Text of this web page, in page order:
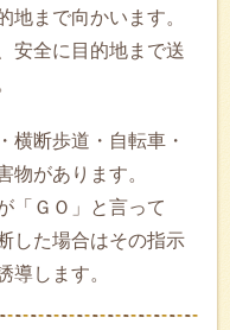
地まで向かいます。
安全に目的地まで送
横断歩道・自転車・
物があります。
「ＧＯ」と言って
した場合はその指示
導します。